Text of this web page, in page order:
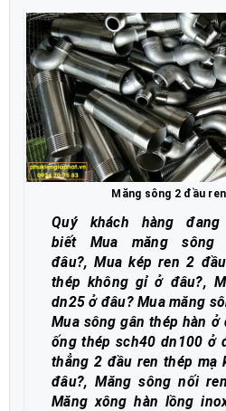
Măng sông 2 đầu
Quý khách hàng
biết
Mua măng
đâu?, Mua kép ren 2
thép không gỉ ở đâu?,
dn25 ở đâu? Mua măng
Mua sông gân thép hàn ở
ống thép sch40 dn100 ở
thẳng 2 đầu ren thép mạ
đâu?,Măng sông nối
Măng xông hàn lồng